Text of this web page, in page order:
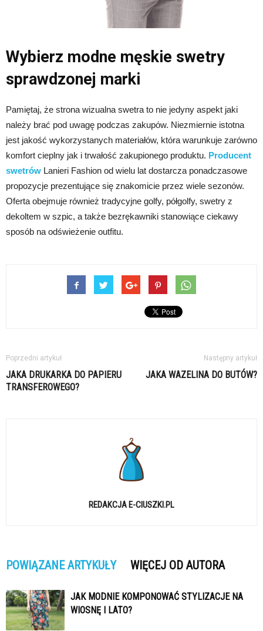
Wybierz modne męskie swetry
sprawdzonej marki
Pamiętaj, że strona wizualna swetra to nie jedyny aspekt jaki
należy brać pod uwagę podczas zakupów. Niezmiernie istotna
jest jakość wykorzystanych materiałów, która warunkuje zarówno
komfort cieplny jak i trwałość zakupionego produktu. Producent
swetrów Lanieri Fashion od wielu lat dostarcza ponadczasowe
propozycje prezentujące się znakomicie przez wiele sezonów.
Oferta obejmuje również tradycyjne golfy, półgolfy, swetry z
dekoltem w szpic, a także bezrękawniki stanowiące ciekawy
sposób na odświeżenie outfitu.
Poprzedni artykuł
JAKA DRUKARKA DO PAPIERU
TRANSFEROWEGO?
Następny artykuł
JAKA WAZELINA DO BUTÓW?
REDAKCJA E-CIUSZKI.PL
POWIĄZANE ARTYKUŁY WIĘCEJ OD AUTORA
JAK MODNIE KOMPONOWAĆ STYLIZACJE NA
WIOSNĘ I LATO?